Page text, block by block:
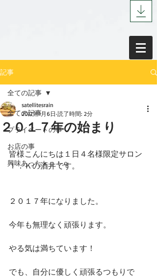
記事
全ての記事
プライベートの事
お店の事
興味あったｋｏｔｏ
全ての記事
２０１７年の始まり
satellitesrain
2017年1月6日 読了時間: 2分
皆様こんにちは１日４名様限定サロン
Ｉ．Ｋの酒井です。
２０１７年になりました。
今年も無理なく頑張ります。
やる気は満ちています！
でも、自分に優しく頑張るつもりで